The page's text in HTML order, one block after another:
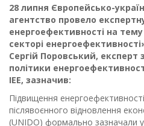
28 липня Європейсько-
агентство провело
енергоефективності на
секторі
Сергій Поровський, експерт
політики
IEE, зазначив:
Підвищення
післявоєнного відновлення
(UNIDO) формально зазначали